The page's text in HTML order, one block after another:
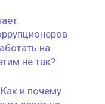
на
не так?
и почему